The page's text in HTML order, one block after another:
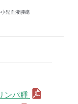
児血液腫瘍
ンパ腫